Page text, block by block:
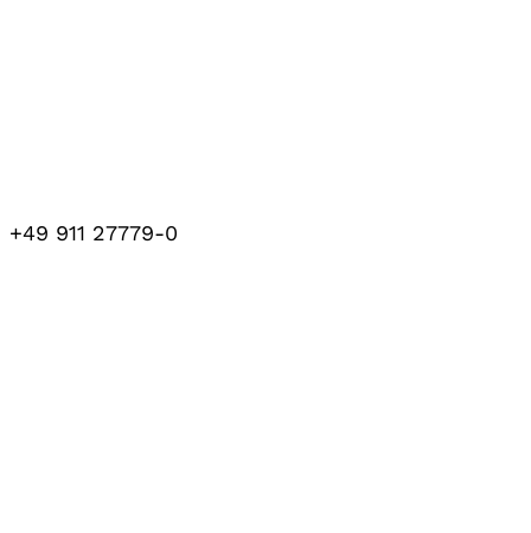
+49 911 27779-0